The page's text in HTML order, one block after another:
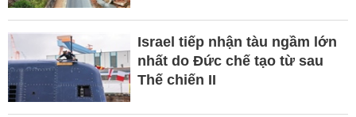
Israel tiếp nhận tàu ngầm lớn
nhất do Đức chế tạo từ sau
Thế chiến II